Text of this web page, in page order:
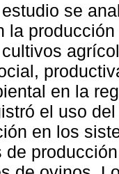
se
la
en la
el uso
en los
de